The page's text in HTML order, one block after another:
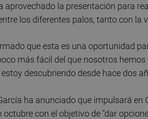
aprovechado la presentación para
los diferentes palos, tanto con la
que esta es una oportunidad
más fácil del que nosotros hemos
descubriendo desde hace dos
ha anunciado que impulsará
octubre con el objetivo de "dar